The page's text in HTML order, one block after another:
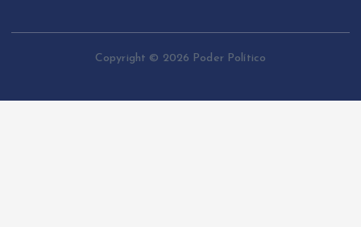
Copyright © 2026 Poder Político